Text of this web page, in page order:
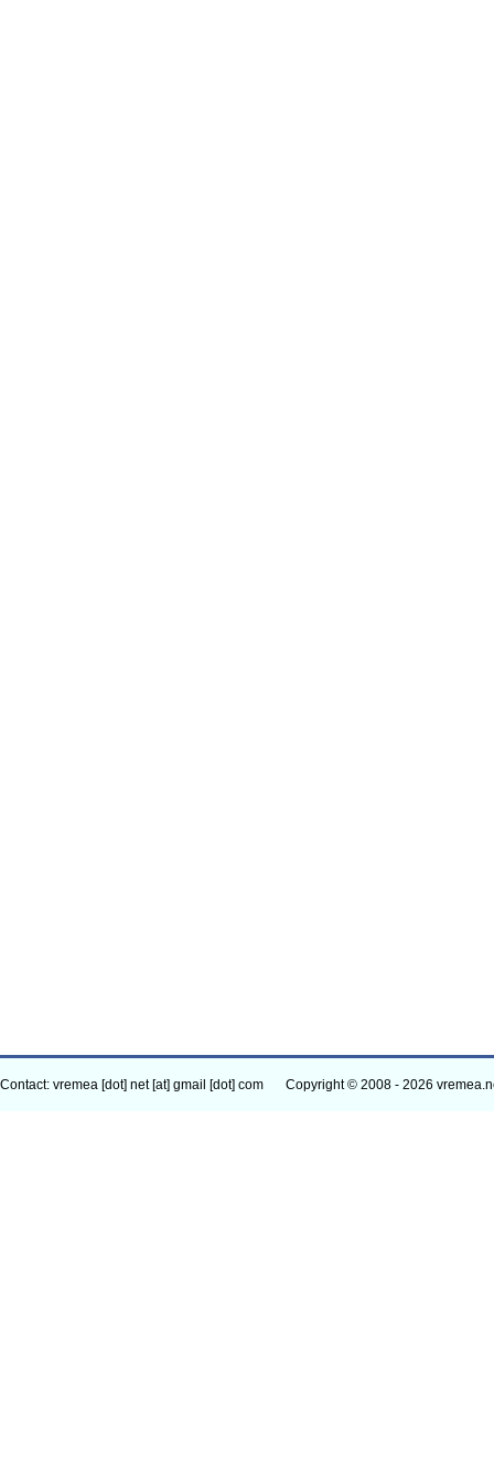
Contact: vremea [dot] net [at] gmail [dot] com Copyright © 2008 - 2026